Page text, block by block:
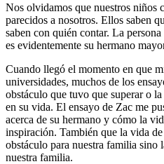
Nos olvidamos que nuestros niños
parecidos a nosotros. Ellos saben
saben con quién contar. La
es evidentemente su hermano
Cuando llegó el momento en que
universidades, muchos de los
obstáculo que tuvo que superar o
en su vida. El ensayo de Zac me
acerca de su hermano y cómo la
inspiración. También que la vida
obstáculo para nuestra familia
nuestra familia.